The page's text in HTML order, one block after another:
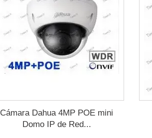
Cámara Dahua 4MP POE mini
Domo IP de Red...